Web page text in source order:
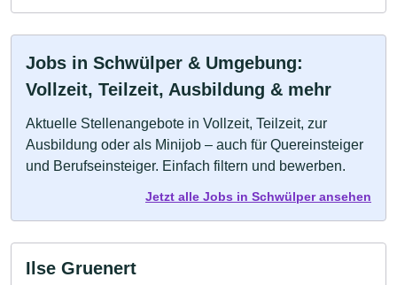
Jobs in Schwülper & Umgebung:
Vollzeit, Teilzeit, Ausbildung & mehr
Aktuelle Stellenangebote in Vollzeit, Teilzeit, zur
Ausbildung oder als Minijob – auch für Quereinsteiger
und Berufseinsteiger. Einfach filtern und bewerben.
Jetzt alle Jobs in Schwülper ansehen
Ilse Gruenert